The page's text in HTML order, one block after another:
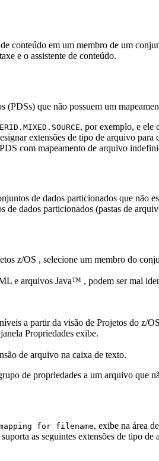
conteúdo em um membro de um
e o assistente de conteúdo.
(PDSs) que não possuem um
, por exemplo, e
extensões de tipo de arquivo para
com mapeamento de arquivo
de dados particionados que
de dados particionados (pastas de
z/OS , selecione um membro do
e arquivos Java™ , podem ser mal
a partir da visão de Projetos do z/
Propriedades exibe.
de arquivo na caixa de texto.
de propriedades a um arquivo que
for filename, exibe na área
suporta as seguintes extensões de tipo de